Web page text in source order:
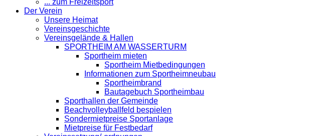
Der Verein
Unsere Heimat
Vereinsgeschichte
Vereinsgelände & Hallen
SPORTHEIM AM WASSERTURM
Sportheim mieten
Sportheim Mietbedingungen
Informationen zum Sportheimneubau
Sportheimbrand
Bautagebuch Sportheimbau
Sporthallen der Gemeinde
Beachvolleyballfeld bespielen
Sondermietpreise Sportanlage
Mietpreise für Festbedarf